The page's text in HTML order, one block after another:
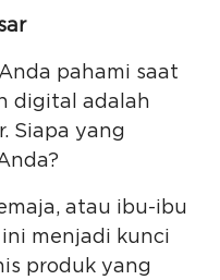
pahami saat
digital adalah
Siapa yang
atau ibu-ibu
menjadi kunci
produk yang